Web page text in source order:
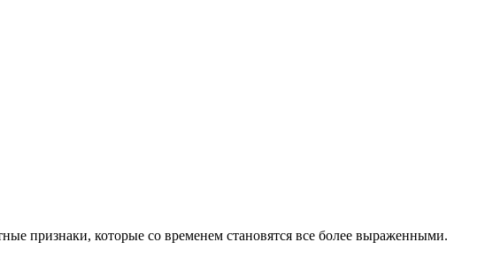
признаки, которые со временем становятся все более выраженными.